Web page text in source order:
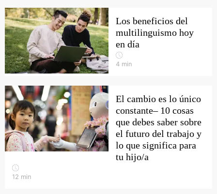
Los beneficios del
multilinguismo hoy
en día
4 min
El cambio es lo único
constante– 10 cosas
que debes saber sobre
el futuro del trabajo y
lo que significa para
tu hijo/a
12 min